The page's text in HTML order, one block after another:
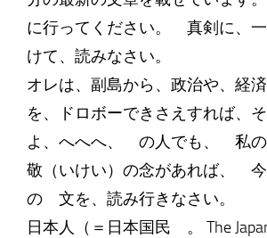
に行ってください。 真剣に、
けて、読みなさい。
オレは、副島から、政治や、経
を、ドロボーできさえすれば、
よ、へへへ、 の人でも、 私の
敬（いけい）の念があれば、 今
の 文を、読み行きなさい。
日本人（＝日本国民 。 The